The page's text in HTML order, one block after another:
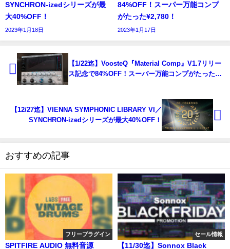
SYNCHRON-izedシリーズが最
大40%OFF！
2023年1月18日
84%OFF！スーパー万能コンプ
がたった¥2,780！
2023年1月17日
【1/22迄】VoosteQ『Material Comp』V1.7リリー
ス記念で84%OFF！スーパー万能コンプがたった
【12/27迄】VIENNA SYMPHONIC LIBRARY VI／
SYNCHRON-izedシリーズが最大40%OFF！
おすすめの記事
フリープラグイン
SPITFIRE AUDIO 無料音源
セール情報
【11/30迄】Sonnox Black